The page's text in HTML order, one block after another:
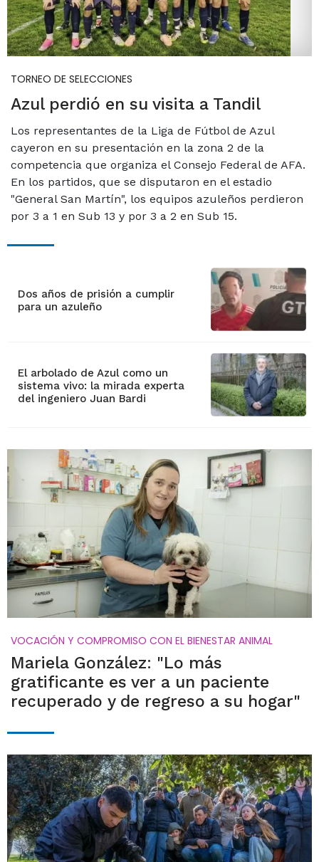
TORNEO DE SELECCIONES
Azul perdió en su visita a Tandil
Los representantes de la Liga de Fútbol de Azul
cayeron en su presentación en la zona 2 de la
competencia que organiza el Consejo Federal de AFA.
En los partidos, que se disputaron en el estadio
"General San Martín", los equipos azuleños perdieron
por 3 a 1 en Sub 13 y por 3 a 2 en Sub 15.
Dos años de prisión a cumplir
para un azuleño
El arbolado de Azul como un
sistema vivo: la mirada experta
del ingeniero Juan Bardi
VOCACIÓN Y COMPROMISO CON EL BIENESTAR ANIMAL
Mariela González: "Lo más
gratificante es ver a un paciente
recuperado y de regreso a su hogar"